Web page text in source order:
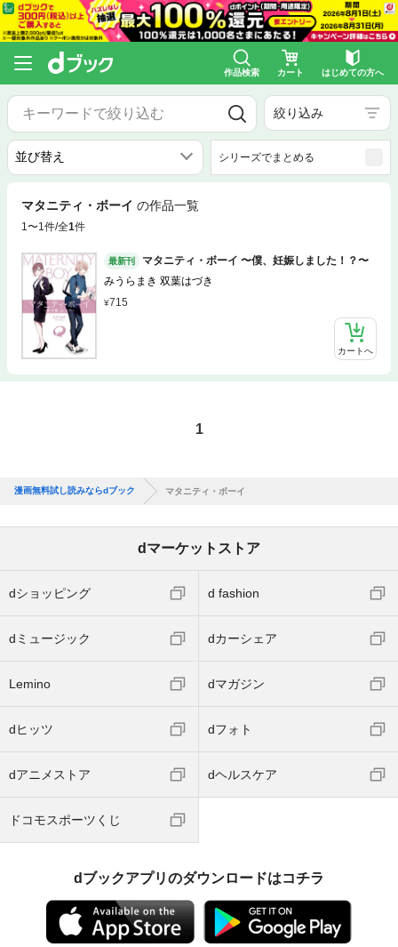
作品検索 カート はじめての方へ
絞り込み
シリーズでまとめる
マタニティ・ボーイ の作品一覧
1〜1件/全1件
最新刊
マタニティ・ボーイ 〜僕、妊娠しました！？〜
みうらまき 双葉はづき
715
カートへ
1
漫画無料試し読みならdブック マタニティ・ボーイ
dマーケットストア
dショッピング d fashion
dミュージック dカーシェア
Lemino dマガジン
dヒッツ dフォト
dアニメストア dヘルスケア
ドコモスポーツくじ
dブックアプリのダウンロードはコチラ